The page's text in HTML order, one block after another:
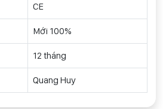
CE
Mới 100%
12 tháng
Quang Huy